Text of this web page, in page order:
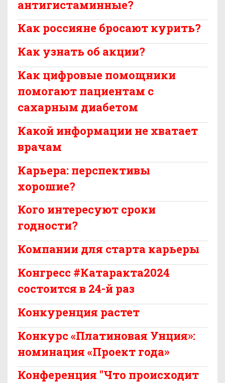
антигистаминные?
Как россияне бросают курить?
Как узнать об акции?
Как цифровые помощники
помогают пациентам с
сахарным диабетом
Какой информации не хватает
врачам
Карьера: перспективы
хорошие?
Кого интересуют сроки
годности?
Компании для старта карьеры
Конгресс #Катаракта2024
состоится в 24-й раз
Конкуренция растет
Конкурс «Платиновая Унция»:
номинация «Проект года»
Конференция "Что происходит